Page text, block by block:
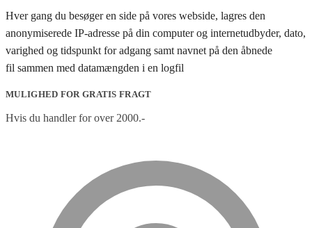
Hver gang du besøger en side på vores webside, lagres den
anonymiserede IP-adresse på din computer og internetudbyder, dato,
varighed og tidspunkt for adgang samt navnet på den åbnede
fil sammen med datamængden i en logfil
MULIGHED FOR GRATIS FRAGT
Hvis du handler for over 2000.-